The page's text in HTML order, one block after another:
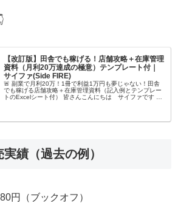
【改訂版】田舎でも稼げる！店舗攻略＋在庫管理
資料（月利20万達成の極意）テンプレート付｜
サイファ(Side FIRE)
🚨 副業で月利20万！1冊で利益1万円も夢じゃない！田舎
でも稼げる店舗攻略＋在庫管理資料（記入例とテンプレー
トのExcelシート付） 皆さんこんにちは サイファです こ
績（過去の例）
円（ブックオフ）